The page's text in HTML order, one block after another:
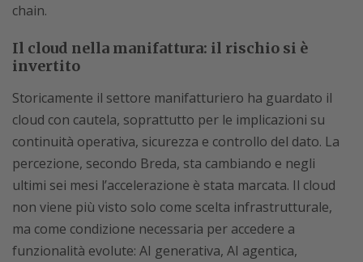
chain.
Il cloud nella manifattura: il rischio si è
invertito
Storicamente il settore manifatturiero ha guardato il
cloud con cautela, soprattutto per le implicazioni su
continuità operativa, sicurezza e controllo del dato. La
percezione, secondo Breda, sta cambiando e negli
ultimi sei mesi l’accelerazione è stata marcata. Il cloud
non viene più visto solo come scelta infrastrutturale,
ma come condizione necessaria per accedere a
funzionalità evolute: AI generativa, AI agentica,